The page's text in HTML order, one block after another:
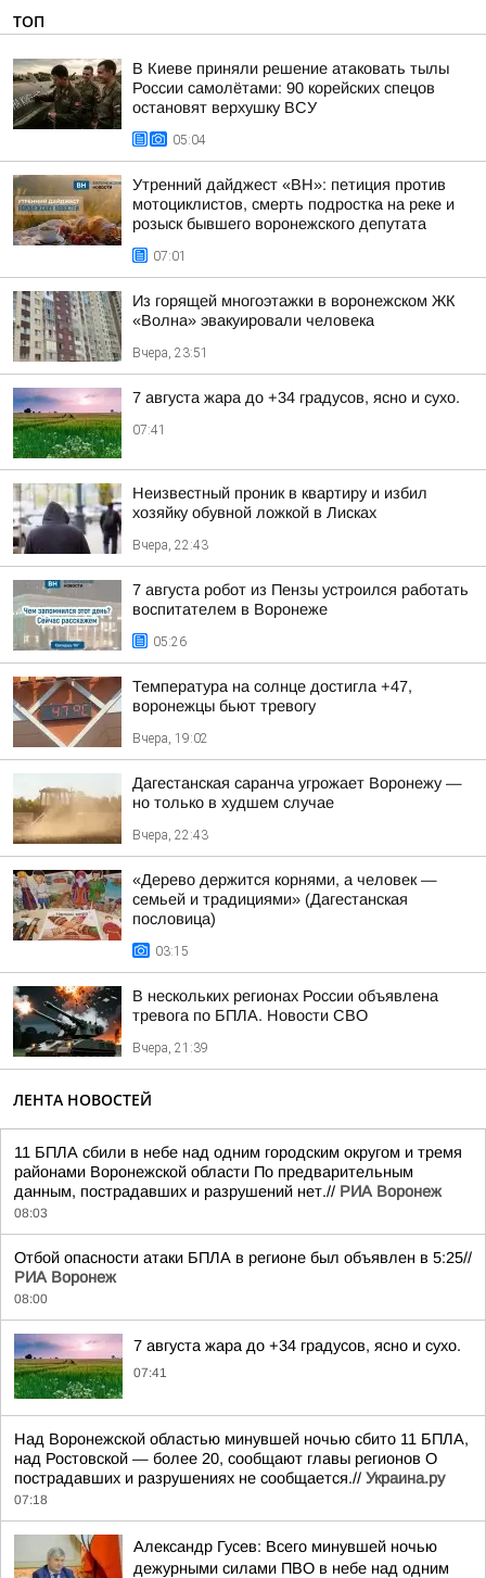
ТОП
В Киеве приняли решение атаковать тылы
России самолётами: 90 корейских спецов
остановят верхушку ВСУ
05:04
Утренний дайджест «ВН»: петиция против
мотоциклистов, смерть подростка на реке и
розыск бывшего воронежского депутата
07:01
Из горящей многоэтажки в воронежском ЖК
«Волна» эвакуировали человека
Вчера, 23:51
7 августа жара до +34 градусов, ясно и сухо.
07:41
Неизвестный проник в квартиру и избил
хозяйку обувной ложкой в Лисках
Вчера, 22:43
7 августа робот из Пензы устроился работать
воспитателем в Воронеже
05:26
Температура на солнце достигла +47,
воронежцы бьют тревогу
Вчера, 19:02
Дагестанская саранча угрожает Воронежу —
но только в худшем случае
Вчера, 22:43
«Дерево держится корнями, а человек —
семьей и традициями» (Дагестанская
пословица)
03:15
В нескольких регионах России объявлена
тревога по БПЛА. Новости СВО
Вчера, 21:39
ЛЕНТА НОВОСТЕЙ
11 БПЛА сбили в небе над одним городским округом и тремя
районами Воронежской области По предварительным
данным, пострадавших и разрушений нет.// РИА Воронеж
08:03
Отбой опасности атаки БПЛА в регионе был объявлен в 5:25//
РИА Воронеж
08:00
7 августа жара до +34 градусов, ясно и сухо.
07:41
Над Воронежской областью минувшей ночью сбито 11 БПЛА,
над Ростовской — более 20, сообщают главы регионов О
пострадавших и разрушениях не сообщается.// Украина.ру
07:18
Александр Гусев: Всего минувшей ночью
дежурными силами ПВО в небе над одним